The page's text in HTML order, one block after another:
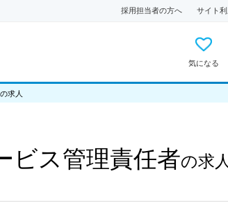
採用担当者の方へ サイト
気になる
求人
ビス管理責任者の求人